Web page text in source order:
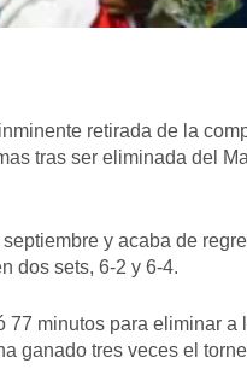
retirada de la
tras ser eliminada del
y acaba de
dos sets, 6-2 y 6-4.
minutos para eliminar a
ganado tres veces el